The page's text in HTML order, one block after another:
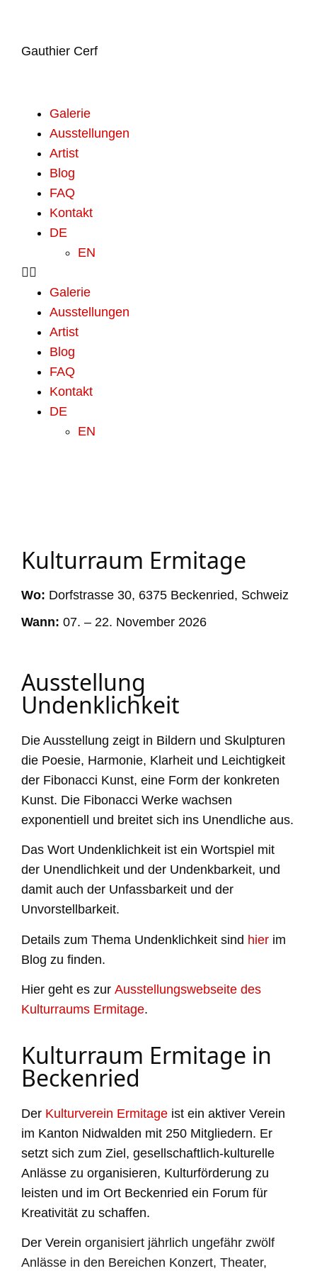
Gauthier Cerf
Galerie
Ausstellungen
Artist
Blog
FAQ
Kontakt
DE
EN
Galerie
Ausstellungen
Artist
Blog
FAQ
Kontakt
DE
EN
Kulturraum Ermitage
Wo: Dorfstrasse 30, 6375 Beckenried, Schweiz
Wann: 07. – 22. November 2026
Ausstellung
Undenklichkeit
Die Ausstellung zeigt in Bildern und Skulpturen
die Poesie, Harmonie, Klarheit und Leichtigkeit
der Fibonacci Kunst, eine Form der konkreten
Kunst. Die Fibonacci Werke wachsen
exponentiell und breitet sich ins Unendliche aus.
Das Wort Undenklichkeit ist ein Wortspiel mit
der Unendlichkeit und der Undenkbarkeit, und
damit auch der Unfassbarkeit und der
Unvorstellbarkeit.
Details zum Thema Undenklichkeit sind hier im
Blog zu finden.
Hier geht es zur Ausstellungswebseite des
Kulturraums Ermitage.
Kulturraum Ermitage in
Beckenried
Der Kulturverein Ermitage ist ein aktiver Verein
im Kanton Nidwalden mit 250 Mitgliedern. Er
setzt sich zum Ziel, gesellschaftlich-kulturelle
Anlässe zu organisieren, Kulturförderung zu
leisten und im Ort Beckenried ein Forum für
Kreativität zu schaffen.
Der Verein organisiert jährlich ungefähr zwölf
Anlässe in den Bereichen Konzert, Theater,